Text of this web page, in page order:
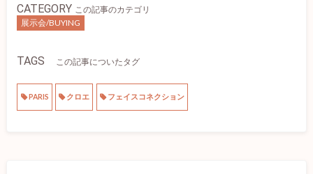
CATEGORY この記事のカテゴリ
展示会/BUYING
TAGS この記事についたタグ
PARIS クロエ フェイスコネクション